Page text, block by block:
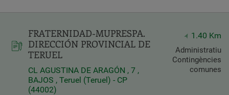
Search
FRATERNIDAD-MUPRESPA.
DIRECCIÓN PROVINCIAL DE
TERUEL
CL AGUSTINA DE ARAGÓN , 7 ,
BAJOS , Teruel (Teruel) - CP
(44002)
1.40 Km
Administratiu
Contingències
comunes